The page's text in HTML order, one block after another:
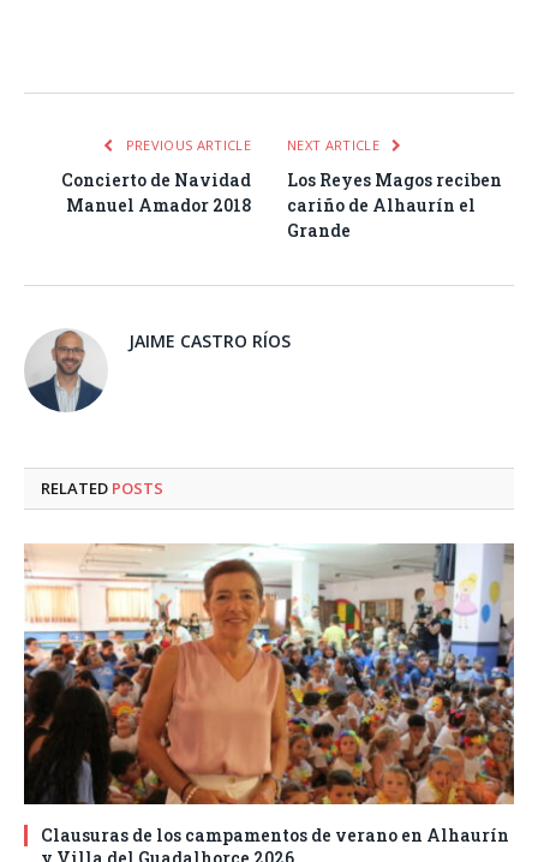
PREVIOUS ARTICLE
Concierto de Navidad
Manuel Amador 2018
NEXT ARTICLE
Los Reyes Magos reciben
cariño de Alhaurín el
Grande
JAIME CASTRO RÍOS
RELATED POSTS
Clausuras de los campamentos de verano en Alhaurín